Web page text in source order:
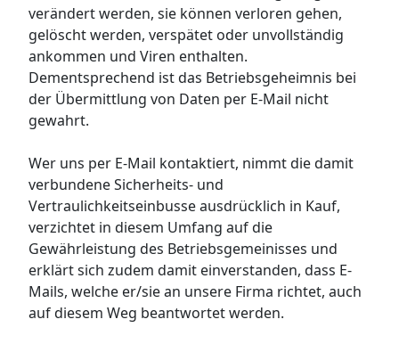
verändert werden, sie können verloren gehen,
gelöscht werden, verspätet oder unvollständig
ankommen und Viren enthalten.
Dementsprechend ist das Betriebsgeheimnis bei
der Übermittlung von Daten per E-Mail nicht
gewahrt.
Wer uns per E-Mail kontaktiert, nimmt die damit
verbundene Sicherheits- und
Vertraulichkeitseinbusse ausdrücklich in Kauf,
verzichtet in diesem Umfang auf die
Gewährleistung des Betriebsgemeinisses und
erklärt sich zudem damit einverstanden, dass E-
Mails, welche er/sie an unsere Firma richtet, auch
auf diesem Weg beantwortet werden.